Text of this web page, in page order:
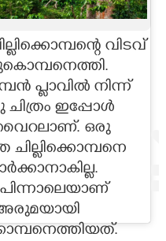
വിടവ്
പ്ളാവിൽ നിന്ന്
ചിത്രം ഇപ്പോൾ
ഒരു
അരുമയായി